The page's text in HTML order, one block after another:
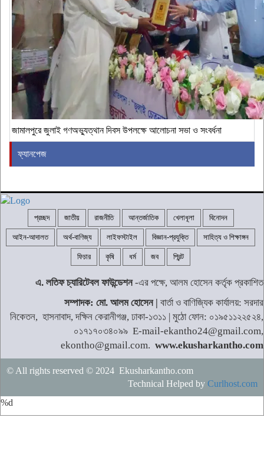
জামালপুরে জুলাই গণঅভ্যুত্থান দিবস উপলক্ষে আলোচনা সভা ও সংবর্ধনা
ফ্যানপেজ
প্রচ্ছদ জাতীয় রাজনীতি আন্তর্জাতিক খেলাধূলা বিনোদন
আইন-আদালত অর্থ-বাণিজ্য লাইফস্টাইল বিজ্ঞান-প্রযুক্তি সাহিত্য ও শিক্ষাঙ্গন
ফিচার কৃষি ধর্ম জব প্রিন্ট
এ. লতিফ চ্যারিটেবল ফাউন্ডেশন-এর পক্ষে, আলম হোসেন কর্তৃক প্রকাশিত
সম্পাদক: মো. আলম হোসেন | বার্তা ও বাণিজ্যিক কার্যালয়: সরদার
নিকেতন, হাসনাবাদ, দক্ষিন কেরানীগঞ্জ, ঢাকা-১৩১১ | মুঠো ফোন: ০১৯৫১১২২৫২৪,
০১৭১৭০৩৪০৯৯ E-mail-ekantho24@gmail.com,
ekontho@gmail.com. www.ekusharkantho.com
© All rights reserved © 2024 Ekusharkantho.com
Technical Helped by Curlhost.com
%d